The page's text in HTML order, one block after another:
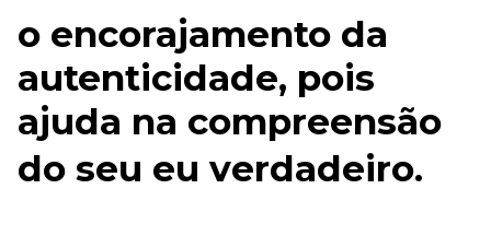
o encorajamento da
autenticidade, pois
ajuda na compreensão
do seu eu verdadeiro.